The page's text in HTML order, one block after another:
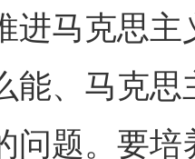
进马克思
能、马克
问题。要